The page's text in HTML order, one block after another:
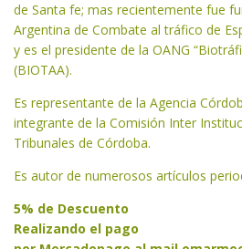
de Santa fe; mas recientemente fue
Argentina de Combate al tráfico de
y es el presidente de la OANG
(BIOTAA).
Es representante de la Agencia
integrante de la Comisión Inter
Tribunales de Córdoba.
Es autor de numerosos artículos
5% de Descuento
Realizando el pago